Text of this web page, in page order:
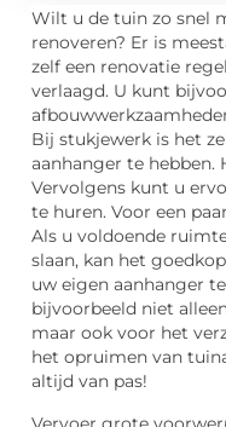
Wilt u de tuin zo snel
renoveren? Er is
zelf een renovatie
verlaagd. U kunt
Bij stukjewerk is het
aanhanger te hebben.
Vervolgens kunt u
te huren. Voor een
Als u voldoende
slaan, kan het
uw eigen aanhanger
bijvoorbeeld niet
maar ook voor het
het opruimen van
altijd van pas!
Vervoer grote